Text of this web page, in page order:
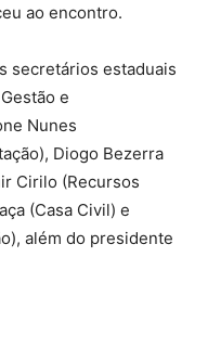
ao encontro.
secretários estaduais
e
Nunes
Diogo Bezerra
Cirilo (Recursos
(Casa Civil) e
além do presidente